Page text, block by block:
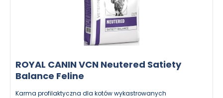
ROYAL CANIN VCN Neutered Satiety
Balance Feline
Karma profilaktyczna dla kotów wykastrowanych